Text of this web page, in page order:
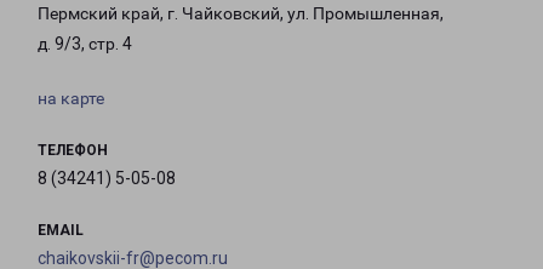
Пермский край, г. Чайковский, ул. Промышленная,
д. 9/3, стр. 4
на карте
ТЕЛЕФОН
8 (34241) 5-05-08
EMAIL
chaikovskii-fr@pecom.ru